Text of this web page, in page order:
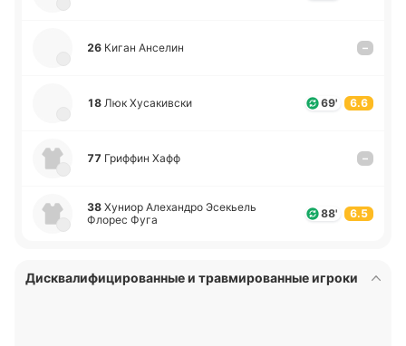
26 Киган Ансе­лин –
18 Люк Ху­са­ки­вски 69' 6.6
77 Гри­ффин Хафф –
38 Хуниор Але­ха­ндро Эсе­кьель
Флорес Фуга
88' 6.5
Дисквалифицированные и травмированные игроки